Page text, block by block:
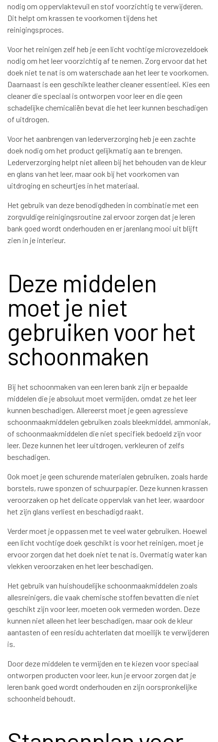
nodig om oppervlaktevuil en stof voorzichtig te verwijderen.
Dit helpt om krassen te voorkomen tijdens het
reinigingsproces.
Voor het reinigen zelf heb je een licht vochtige microvezeldoek
nodig om het leer voorzichtig af te nemen. Zorg ervoor dat het
doek niet te nat is om waterschade aan het leer te voorkomen.
Daarnaast is een geschikte leather cleaner essentieel. Kies een
cleaner die speciaal is ontworpen voor leer en die geen
schadelijke chemicaliën bevat die het leer kunnen beschadigen
of uitdrogen.
Voor het aanbrengen van lederverzorging heb je een zachte
doek nodig om het product gelijkmatig aan te brengen.
Lederverzorging helpt niet alleen bij het behouden van de kleur
en glans van het leer, maar ook bij het voorkomen van
uitdroging en scheurtjes in het materiaal.
Het gebruik van deze benodigdheden in combinatie met een
zorgvuldige reinigingsroutine zal ervoor zorgen dat je leren
bank goed wordt onderhouden en er jarenlang mooi uit blijft
zien in je interieur.
Deze middelen
moet je niet
gebruiken voor het
schoonmaken
Bij het schoonmaken van een leren bank zijn er bepaalde
middelen die je absoluut moet vermijden, omdat ze het leer
kunnen beschadigen. Allereerst moet je geen agressieve
schoonmaakmiddelen gebruiken zoals bleekmiddel, ammoniak,
of schoonmaakmiddelen die niet specifiek bedoeld zijn voor
leer. Deze kunnen het leer uitdrogen, verkleuren of zelfs
beschadigen.
Ook moet je geen schurende materialen gebruiken, zoals harde
borstels, ruwe sponzen of schuurpapier. Deze kunnen krassen
veroorzaken op het delicate oppervlak van het leer, waardoor
het zijn glans verliest en beschadigd raakt.
Verder moet je oppassen met te veel water gebruiken. Hoewel
een licht vochtige doek geschikt is voor het reinigen, moet je
ervoor zorgen dat het doek niet te nat is. Overmatig water kan
vlekken veroorzaken en het leer beschadigen.
Het gebruik van huishoudelijke schoonmaakmiddelen zoals
allesreinigers, die vaak chemische stoffen bevatten die niet
geschikt zijn voor leer, moeten ook vermeden worden. Deze
kunnen niet alleen het leer beschadigen, maar ook de kleur
aantasten of een residu achterlaten dat moeilijk te verwijderen
is.
Door deze middelen te vermijden en te kiezen voor speciaal
ontworpen producten voor leer, kun je ervoor zorgen dat je
leren bank goed wordt onderhouden en zijn oorspronkelijke
schoonheid behoudt.